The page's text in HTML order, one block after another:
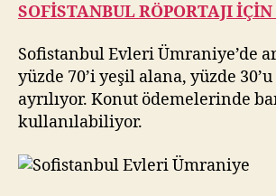
SOFİSTANBUL RÖPORTAJI
Sofistanbul Evleri Ümraniye’de
yüzde 70’i yeşil alana, yüzde
ayrılıyor. Konut ödemelerinde
kullanılabiliyor.